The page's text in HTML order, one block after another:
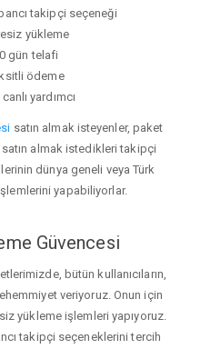
takipçi seçeneği
yükleme
gün telafi
ödeme
yardımcı
satın almak isteyenler, paket
satın almak istedikleri takipçi
dünya geneli veya Türk
yapabiliyorlar.
Güvencesi
bütün kullanıcıların,
veriyoruz. Onun için
yükleme işlemleri yapıyoruz.
takipçi seçeneklerini tercih